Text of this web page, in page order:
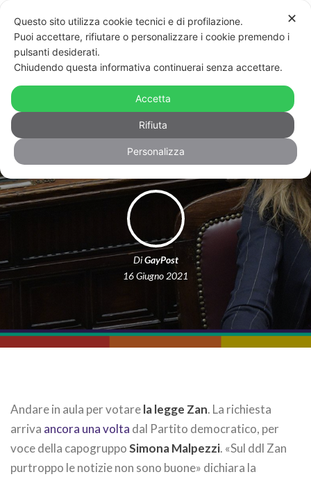
Malpezzi, Pd, su legge Zan: «Nessuna
mediazione possibile con la destra, si
vada in aula»
DiGayPost
16 Giugno 2021
Andare in aula per votarela legge Zan. La richiesta
arriva ancora una volta dal Partito democratico, per
voce della capogruppoSimona Malpezzi. «Sul ddl Zan
purtroppo le notizie non sono buone» dichiara la
✕
Questo sito utilizza cookie tecnici e di profilazione.
Puoi accettare, rifiutare o personalizzare i cookie premendo i
pulsanti desiderati.
Chiudendo questa informativa continuerai senza accettare.
Accetta
Rifiuta
Personalizza